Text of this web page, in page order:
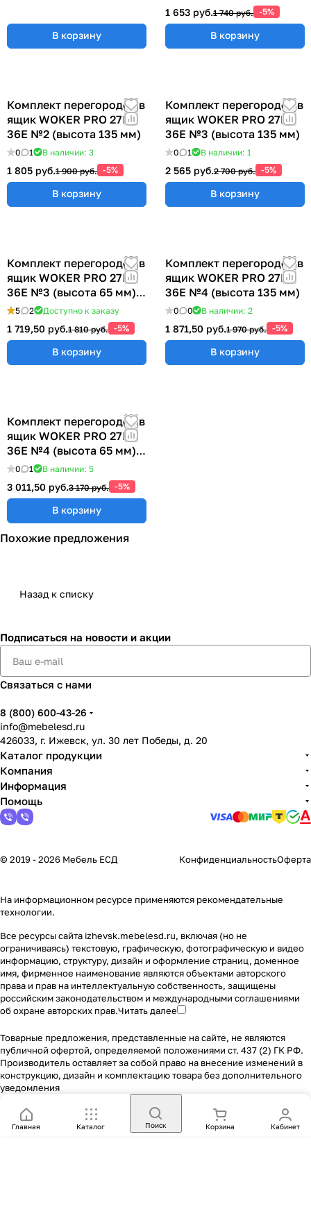
В корзину
1 653 руб.1 740 руб. -5%
В корзину
Комплект перегородок в
ящик WOKER PRO 27E х
36E №2 (высота 135 мм)
0 1 В наличии: 3
1 805 руб.1 900 руб. -5%
В корзину
Комплект перегородок в
ящик WOKER PRO 27E х
36E №3 (высота 135 мм)
0 1 В наличии: 1
2 565 руб.2 700 руб. -5%
В корзину
Комплект перегородок в
ящик WOKER PRO 27E х
36E №3 (высота 65 мм)
ER-00040074
5 2 Доступно к заказу
1 719,50 руб.1 810 руб. -5%
В корзину
Комплект перегородок в
ящик WOKER PRO 27E х
36E №4 (высота 135 мм)
0 0 В наличии: 2
1 871,50 руб.1 970 руб. -5%
В корзину
Комплект перегородок в
ящик WOKER PRO 27E х
36E №4 (высота 65 мм)
ER-00040074
0 1 В наличии: 5
3 011,50 руб.3 170 руб. -5%
В корзину
Похожие предложения
Назад к списку
Подписаться на новости и акции
Связаться с нами
8 (800) 600-43-26
info@mebelesd.ru
426033, г. Ижевск, ул. 30 лет Победы, д. 20
Каталог продукции
Компания
Информация
Помощь
© 2019 - 2026 Мебель ЕСД КонфиденциальностьОферта
На информационном ресурсе применяются рекомендательные
технологии.
Все ресурсы сайта izhevsk.mebelesd.ru, включая (но не
ограничиваясь) текстовую, графическую, фотографическую и видео
информацию, структуру, дизайн и оформление страниц, доменное
имя, фирменное наименование являются объектами авторского
права и прав на интеллектуальную собственность, защищены
российским законодательством и международными соглашениями
об охране авторских прав.Читать далее
Товарные предложения, представленные на сайте, не являются
публичной офертой, определяемой положениями ст. 437 (2) ГК РФ.
Производитель оставляет за собой право на внесение изменений в
конструкцию, дизайн и комплектацию товара без дополнительного
уведомления
Главная Каталог Поиск Корзина Кабинет